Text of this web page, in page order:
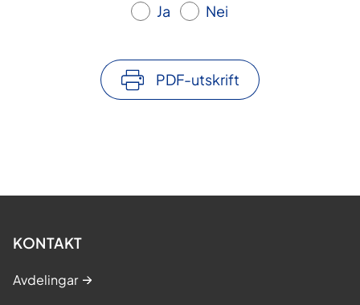
Ja Nei
PDF-utskrift
KONTAKT
Avdelingar